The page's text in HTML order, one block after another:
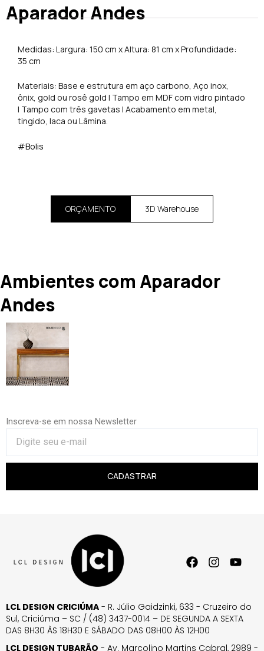
Aparador Andes
Medidas: Largura: 150 cm x Altura: 81 cm x Profundidade:
35 cm
Materiais: Base e estrutura em aço carbono, Aço inox,
ônix, gold ou rosê gold | Tampo em MDF com vidro pintado
| Tampo com três gavetas | Acabamento em metal,
tingido, laca ou Lâmina.
#Bolis
ORÇAMENTO 3D Warehouse
Ambientes com Aparador
Andes
Inscreva-se em nossa Newsletter
CADASTRAR
LCL DESIGN CRICIÚMA - R. Júlio Gaidzinki, 633 - Cruzeiro do
Sul, Criciúma – SC / (48) 3437-0014 – DE SEGUNDA A SEXTA
DAS 8H30 ÀS 18H30 E SÁBADO DAS 08H00 ÀS 12H00
LCL DESIGN TUBARÃO - Av. Marcolino Martins Cabral, 2989 -